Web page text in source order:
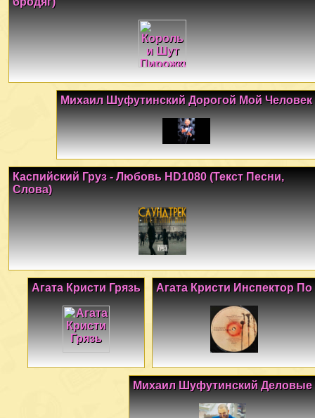
Михаил Шуфутинский Дорогой Мой Человек
Каспийский Груз - Любовь HD1080 (Текст Песни,
Слова)
Агата Кристи Инспектор По
Агата Кристи Грязь
Михаил Шуфутинский Деловые